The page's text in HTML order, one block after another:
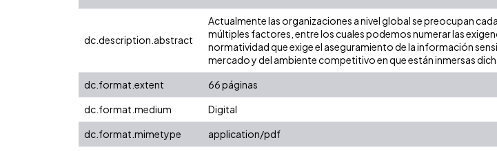
dc.description.abstract
Actualmente las organizaciones a nivel global se preocupan
múltiples factores, entre los cuales podemos numerar las
normatividad que exige el aseguramiento de la información
mercado y del ambiente competitivo en que están inmersas
dc.format.extent 66 páginas
dc.format.medium
Digital
dc.format.mimetype
application/pdf